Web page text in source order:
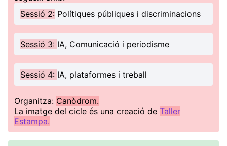
Sessió 2: Polítiques públiques i discriminacions
Sessió 3: IA, Comunicació i periodisme
Sessió 4: IA, plataformes i treball
Organitza: Canòdrom.
La imatge del cicle és una creació de Taller
Estampa.